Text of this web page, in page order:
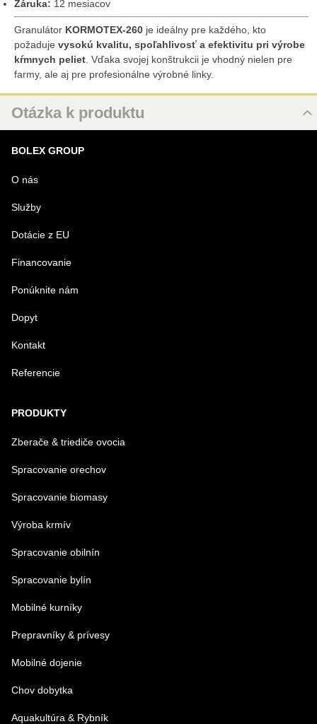
Záruka: 12 mesiacov
Granulátor KORMOTEX-260 je ideálny pre každého, kto
požaduje vysokú kvalitu, spoľahlivosť a efektivitu pri výrobe
kŕmnych peliet . Vďaka svojej konštrukcii je vhodný nielen pre
farmy, ale aj pre profesionálne výrobné linky.
Otázka k produktu
MENO
VÁŠ E-MAIL
VAŠA OTÁZKA K PRODUKTU
Odoslať
BOLEX GROUP
O nás
Služby
Dotácie z EU
Financovanie
Ponúknite nám
Dopyt
Kontakt
Referencie
PRODUKTY
Zberače & triediče ovocia
Spracovanie orechov
Spracovanie biomasy
Výroba krmív
Spracovanie obilnín
Spracovanie bylín
Mobilné kurníky
Prepravníky & prívesy
Mobilné dojenie
Chov dobytka
Aquakultúra & Rybník